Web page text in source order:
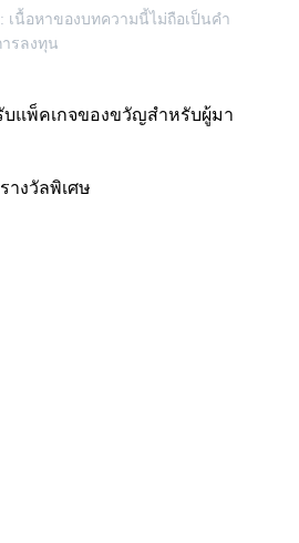
ศษสุดพิเศษ
เนื้อหาของบทความนี้ไม่ถือเป็นคำ
รลงทุน
บแพ็คเกจของขวัญสำหรับผู้มา
างวัลพิเศษ